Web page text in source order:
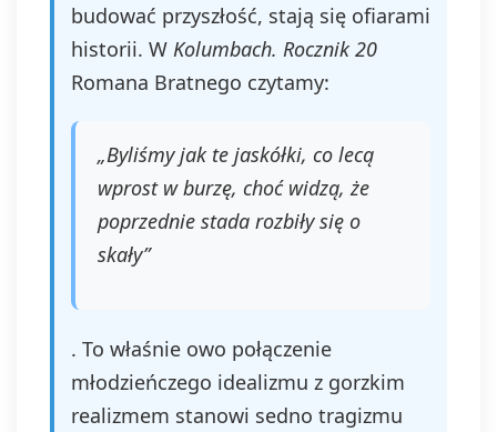
budować przyszłość, stają się ofiarami
historii. W Kolumbach. Rocznik 20
Romana Bratnego czytamy:
„Byliśmy jak te jaskółki, co lecą
wprost w burzę, choć widzą, że
poprzednie stada rozbiły się o
skały”
. To właśnie owo połączenie
młodzieńczego idealizmu z gorzkim
realizmem stanowi sedno tragizmu